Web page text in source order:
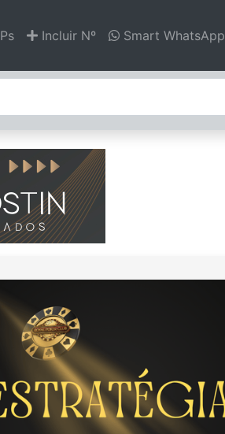
Incluir Nº Smart WhatsApp